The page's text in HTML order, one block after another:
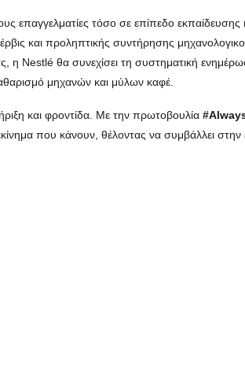
επαγγελματίες τόσο σε επίπεδο εκπαίδευσης
και προληπτικής συντήρησης
η Nestlé θα συνεχίσει τη συστηματική
μηχανών και μύλων καφέ.
και φροντίδα. Με την πρωτοβουλία #
που κάνουν, θέλοντας να συμβάλλει